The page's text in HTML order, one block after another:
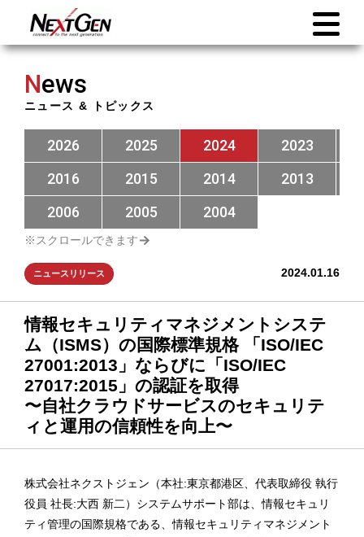
News
ニュース & トピックス
2026 2025 2024 2023
2016
2015 2014 2013
2006
2005 2004
ニュースリリース 2024.01.16
情報セキュリティマネジメントシステ
ム（ISMS）の国際標準規格 「ISO/IEC
27001:2013」ならびに「ISO/IEC
27017:2015」の認証を取得
〜自社クラウドサービスのセキュリテ
ィと運用の信頼性を向上〜
株式会社ネクストジェン（本社:東京都港区、代表取締役 執行
役員 社長:大西 新二）システムサポート部は、情報セキュリ
ティ管理の国際規格である、情報セキュリティマネジメント